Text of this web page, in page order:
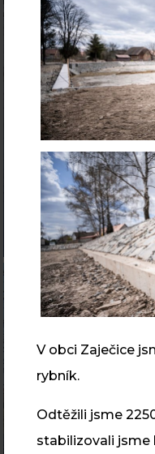
Revitalizace
V obci Zaječice
rybník.
Odtěžili jsme
stabilizovali jsme